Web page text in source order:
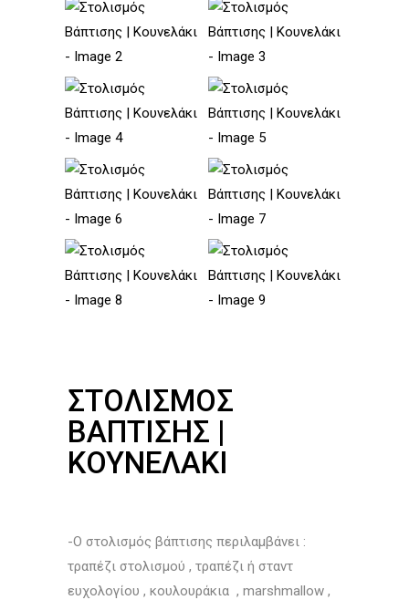
ΣΤΟΛΙΣΜΌΣ
ΒΆΠΤΙΣΗΣ |
ΚΟΥΝΕΛΆΚΙ
-Ο στολισμός βάπτισης περιλαμβάνει :
τραπέζι στολισμού , τραπέζι ή σταντ
ευχολογίου , κουλουράκια , marshmallow ,